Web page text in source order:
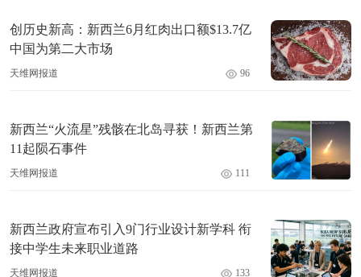
创历史新高：新西兰6月红肉出口额$13.7亿
中国为第二大市场
天维网报道 96
新西兰“火流星”残骸在北岛寻获！新西兰第
11起陨石事件
天维网报道 111
新西兰政府宣布引入9门行业设计新学科 衔
接中学生未来职业道路
天维网报道 133